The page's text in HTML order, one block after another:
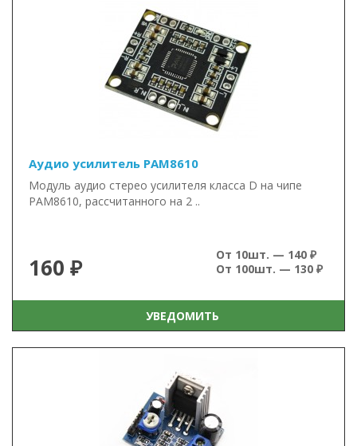
Аудио усилитель PAM8610
Модуль аудио стерео усилителя класса D на чипе
PAM8610, рассчитанного на 2 ..
160 ₽
От 10шт. — 140 ₽
От 100шт. — 130 ₽
УВЕДОМИТЬ